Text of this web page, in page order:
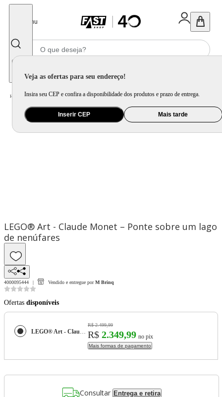
Menu
Veja as ofertas para seu endereço!
Insira seu CEP e confira a disponibilidade dos produtos e prazo de entrega.
Inserir CEP Mais tarde
Home Brinquedo e Colecionável / Para Colecionar
LEGO® Art - Claude Monet – Ponte sobre um lago
de nenúfares
4000095444 Vendido e entregue por M Brinq
Ofertas disponíveis
LEGO® Art - Claude Monet – Ponte sobre um lago de nenúfares
R$ 2.499,99
R$ 2.349,99 no pix
Mais formas de pagamento
Consultar Entrega e retira